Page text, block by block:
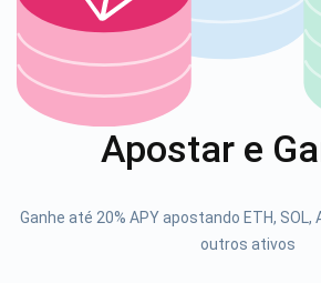
Apostar e
Ganhe até 20% APY apostando ETH, SOL,
outros ativos
1000.000
support@atomicwallet.io
Confira nosso
Se inscrever